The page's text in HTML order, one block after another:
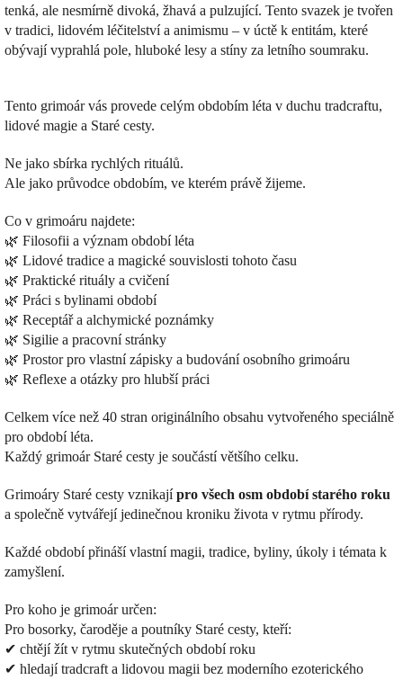
tenká, ale nesmírně divoká, žhavá a pulzující. Tento svazek je tvořen
v tradici, lidovém léčitelství a animismu – v úctě k entitám, které
obývají vyprahlá pole, hluboké lesy a stíny za letního soumraku.
Tento grimoár vás provede celým obdobím léta v duchu tradcraftu,
lidové magie a Staré cesty.
Ne jako sbírka rychlých rituálů.
Ale jako průvodce obdobím, ve kterém právě žijeme.
Co v grimoáru najdete:
🌿 Filosofii a význam období léta
🌿 Lidové tradice a magické souvislosti tohoto času
🌿 Praktické rituály a cvičení
🌿 Práci s bylinami období
🌿 Receptář a alchymické poznámky
🌿 Sigilie a pracovní stránky
🌿 Prostor pro vlastní zápisky a budování osobního grimoáru
🌿 Reflexe a otázky pro hlubší práci
Celkem více než 40 stran originálního obsahu vytvořeného speciálně
pro období léta.
Každý grimoár Staré cesty je součástí většího celku.
Grimoáry Staré cesty vznikajípro všech osm období starého roku
a společně vytvářejí jedinečnou kroniku života v rytmu přírody.
Každé období přináší vlastní magii, tradice, byliny, úkoly i témata k
zamyšlení.
Pro koho je grimoár určen:
Pro bosorky, čaroděje a poutníky Staré cesty, kteří:
✔ chtějí žít v rytmu skutečných období roku
✔ hledají tradcraft a lidovou magii bez moderního ezoterického